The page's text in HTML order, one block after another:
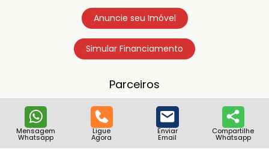
Mensagem
Whatsapp
Ligue
Agora
Enviar
Email
Compartilhe
Whatsapp
Anuncie seu Imóvel
Simular Financiamento
Parceiros